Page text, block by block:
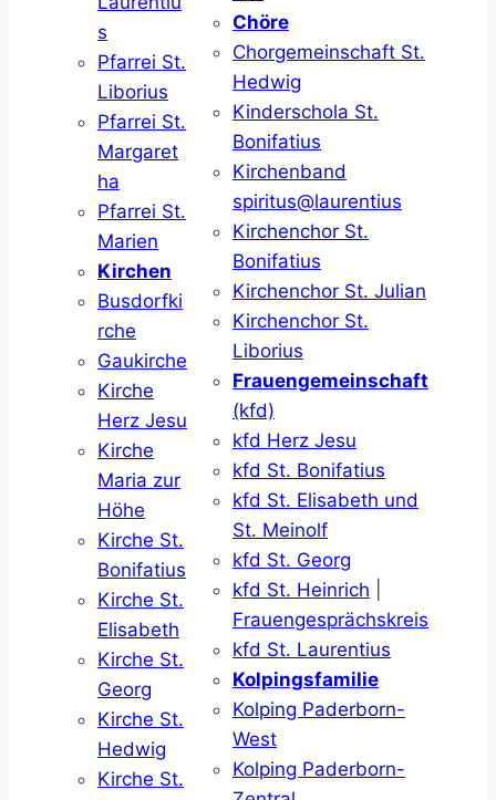
s
Pfarrei St.
Liborius
Pfarrei St.
Margaret
ha
Pfarrei St.
Marien
Kirchen
Busdorfki
rche
Gaukirche
Kirche
Herz Jesu
Kirche
Maria zur
Höhe
Kirche St.
Bonifatius
Kirche St.
Elisabeth
Kirche St.
Georg
Kirche St.
Hedwig
Kirche St.
Chöre
Chorgemeinschaft St.
Hedwig
Kinderschola St.
Bonifatius
Kirchenband
spiritus@laurentius
Kirchenchor St.
Bonifatius
Kirchenchor St. Julian
Kirchenchor St.
Liborius
Frauengemeinschaft
(kfd)
kfd Herz Jesu
kfd St. Bonifatius
kfd St. Elisabeth und
St. Meinolf
kfd St. Georg
kfd St. Heinrich
Frauengesprächskreis
kfd St. Laurentius
Kolpingsfamilie
Kolping Paderborn-
West
Kolping Paderborn-